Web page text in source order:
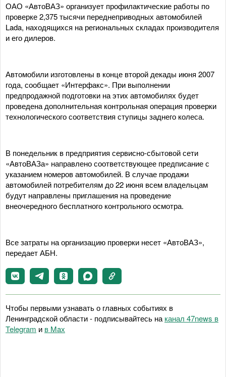
ОАО «АвтоВАЗ» организует профилактические работы по
проверке 2,375 тысячи переднеприводных автомобилей
Lada, находящихся на региональных складах производителя
и его дилеров.
Автомобили изготовлены в конце второй декады июня 2007
года, сообщает «Интерфакс». При выполнении
предпродажной подготовки на этих автомобилях будет
проведена дополнительная контрольная операция проверки
технологического соответствия ступицы заднего колеса.
В понедельник в предприятия сервисно-сбытовой сети
«АвтоВАЗа» направлено соответствующее предписание с
указанием номеров автомобилей. В случае продажи
автомобилей потребителям до 22 июня всем владельцам
будут направлены приглашения на проведение
внеочередного бесплатного контрольного осмотра.
Все затраты на организацию проверки несет «АвтоВАЗ»,
передает АБН.
Чтобы первыми узнавать о главных событиях в
Ленинградской области - подписывайтесь на канал 47news в
Telegram и в Maх